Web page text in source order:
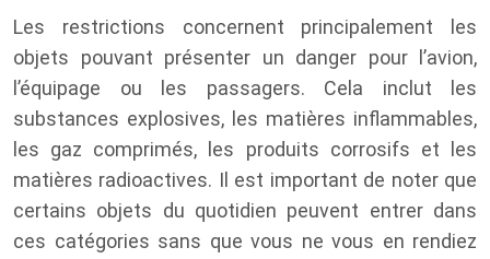
Les restrictions concernent principalement les
objets pouvant présenter un danger pour l’avion,
l’équipage ou les passagers. Cela inclut les
substances explosives, les matières inflammables,
les gaz comprimés, les produits corrosifs et les
matières radioactives. Il est important de noter que
certains objets du quotidien peuvent entrer dans
ces catégories sans que vous ne vous en rendiez